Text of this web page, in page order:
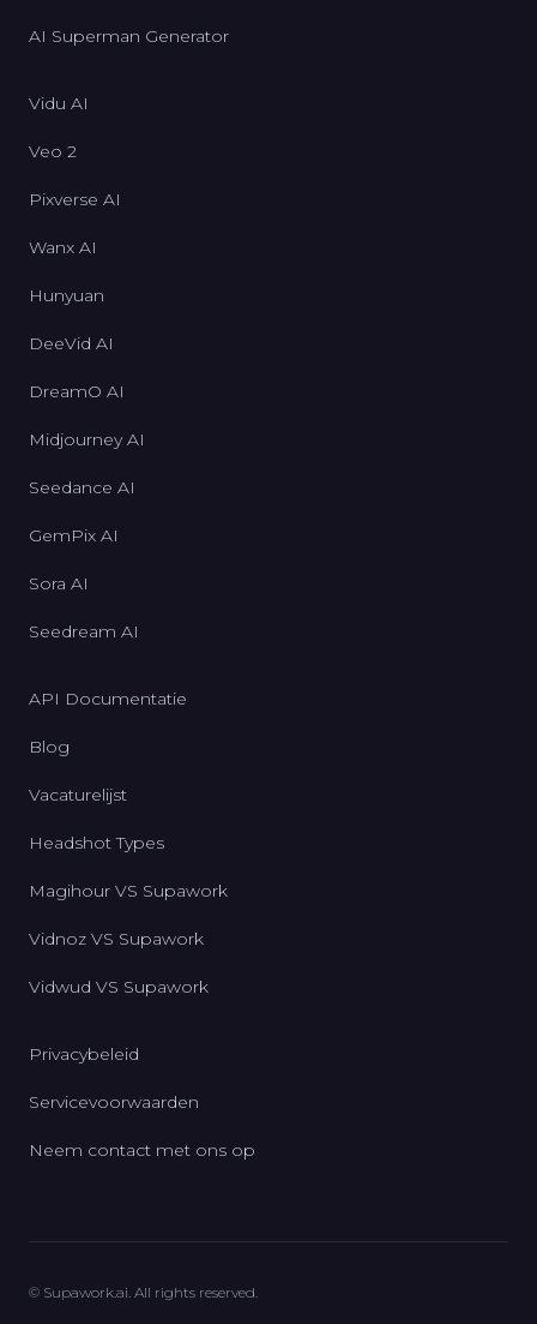
AI Superman Generator
Vidu AI
Veo 2
Pixverse AI
Wanx AI
Hunyuan
DeeVid AI
DreamO AI
Midjourney AI
Seedance AI
GemPix AI
Sora AI
Seedream AI
API Documentatie
Blog
Vacaturelijst
Headshot Types
Magihour VS Supawork
Vidnoz VS Supawork
Vidwud VS Supawork
Privacybeleid
Servicevoorwaarden
Neem contact met ons op
© Supawork.ai. All rights reserved.